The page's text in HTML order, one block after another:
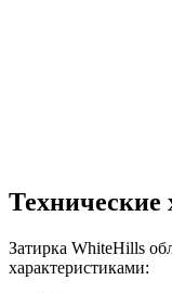
Технические
Затирка WhiteHills
характеристиками: